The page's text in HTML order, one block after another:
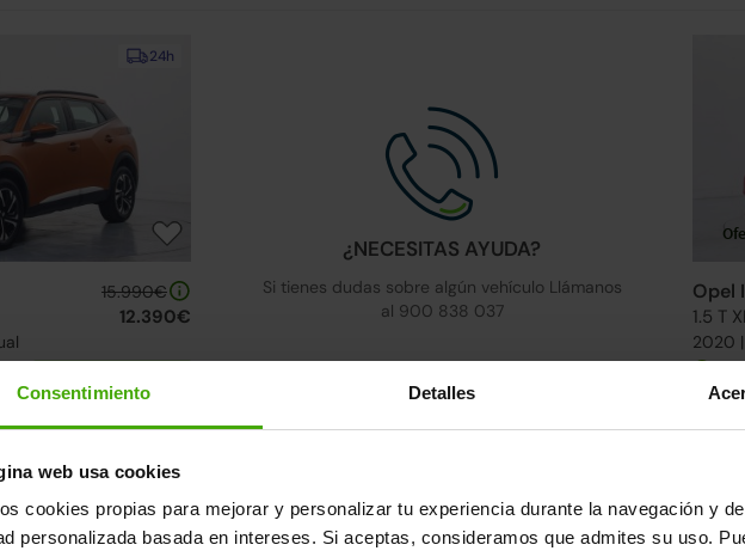
Consentimiento Detalles
web usa cookies
cookies propias para mejorar y personalizar tu experiencia durante la navegación y
personalizada basada en intereses. Si aceptas, consideramos que admites su uso.
24h
15.990€
12.390€
¿NECESITAS AYUDA?
Si tienes dudas sobre algún vehículo Llámanos
al 900 838 037
Opel
1.5 T
2020 |